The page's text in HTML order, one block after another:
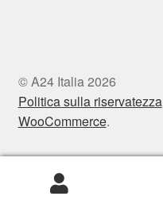
© A24 Italia 2026
Politica sulla riservatezza
WooCommerce.